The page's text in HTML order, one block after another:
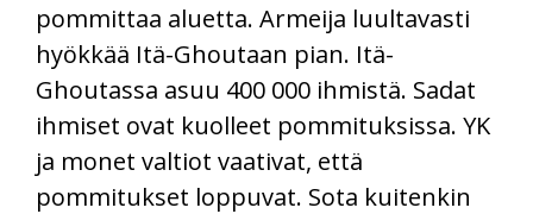
pommittaa aluetta. Armeija luultavasti
hyökkää Itä-Ghoutaan pian. Itä-
Ghoutassa asuu 400 000 ihmistä. Sadat
ihmiset ovat kuolleet pommituksissa. YK
ja monet valtiot vaativat, että
pommitukset loppuvat. Sota kuitenkin